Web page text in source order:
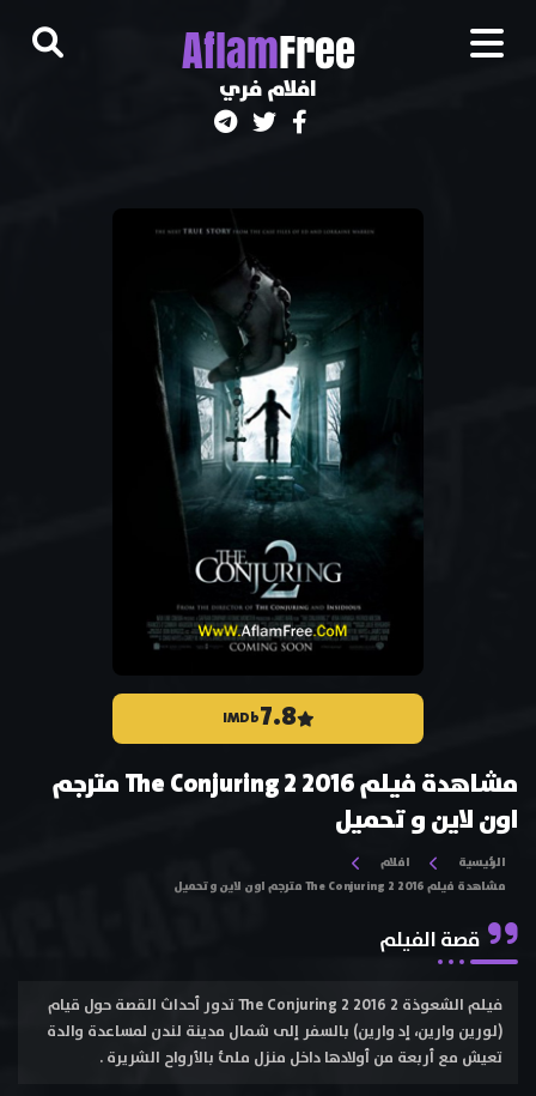
AflamFree
افلام فري
7.8
IMDb
مشاهدة فيلم The Conjuring 2 2016 مترجم
اون لاين و تحميل
الرئيسية
افلام
مشاهدة فيلم The Conjuring 2 2016 مترجم اون لاين و تحميل
قصة الفيلم
فيلم الشعوذة 2 The Conjuring 2 2016 تدور أحداث القصة حول قيام
(لورين وارين، إد وارين) بالسفر إلى شمال مدينة لندن لمساعدة والدة
تعيش مع أربعة من أولادها داخل منزل ملئ بالأرواح الشريرة .